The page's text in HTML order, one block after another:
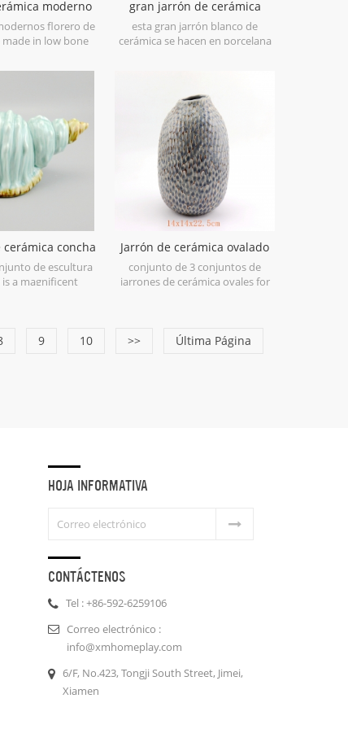
moderno
y negro
florero de
made in low bone
objects.
gran jarrón de cerámica
blanca con líneas de pintura
de mano negra
esta gran jarrón blanco de
cerámica se hacen en porcelana
vender individualmente
concha
verde de escultura
is a magnificent
Jarrón de cerámica ovalado
grande azul antiguo
conjunto de 3 conjuntos de
jarrones de cerámica ovales for
9 10 >> Última Página
HOJA INFORMATIVA
CONTÁCTENOS
Tel : +86-592-6259106
Correo electrónico :
info@xmhomeplay.com
6/F, No.423, Tongji South Street, Jimei,
Xiamen